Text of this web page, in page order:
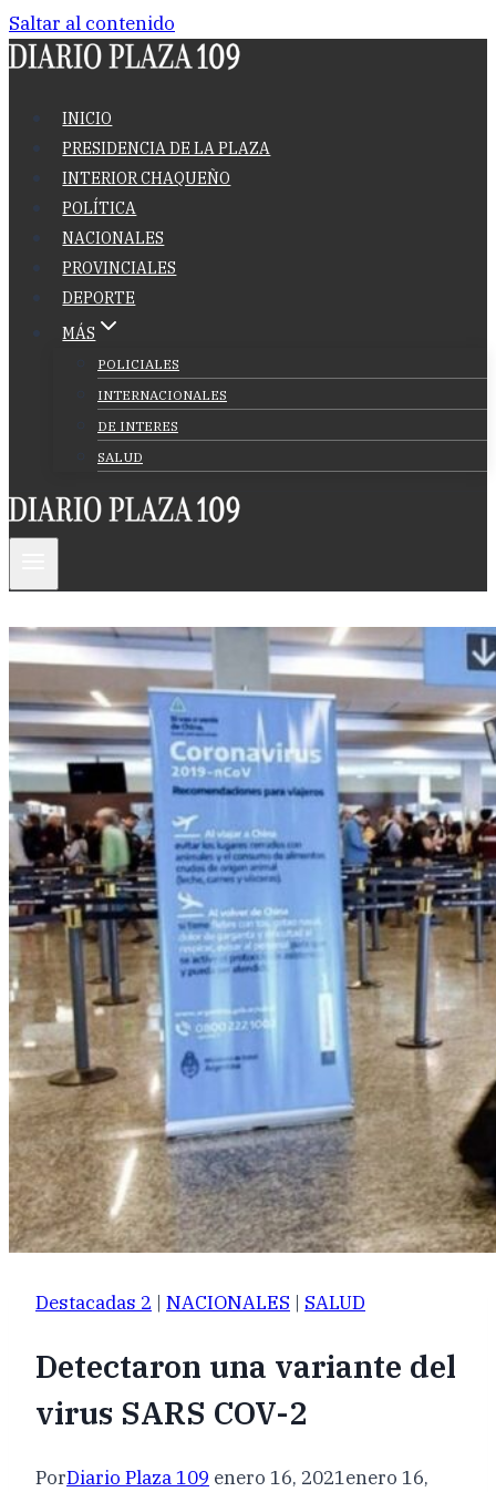
Saltar al contenido
INICIO
PRESIDENCIA DE LA PLAZA
INTERIOR CHAQUEÑO
POLÍTICA
NACIONALES
PROVINCIALES
DEPORTE
MÁS
POLICIALES
INTERNACIONALES
DE INTERES
SALUD
Destacadas 2 | NACIONALES | SALUD
Detectaron una variante del
virus SARS COV-2
PorDiario Plaza 109 enero 16, 2021enero 16,